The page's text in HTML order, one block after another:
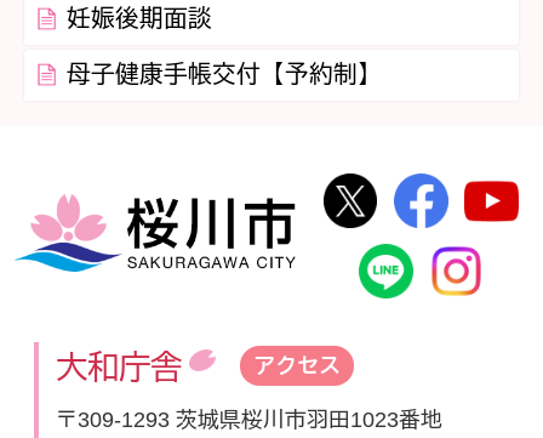
妊娠後期面談
母子健康手帳交付【予約制】
桜川市
桜川市公式
桜川
桜川市公
大和庁舎 アクセス
〒309-1293 茨城県桜川市羽田1023番地